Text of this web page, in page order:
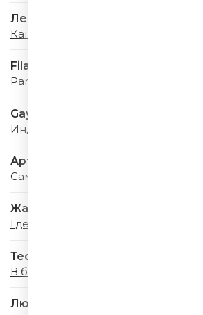
Леонид Агутин
Каникулы Любви
Filatov & Karas
Party
Gayana & PIZZA
Индиго
Артур Пирожков
Самый красивый
Жанна Фриске
Где-то Летом
Тестостерон
В белое
Люся Чеботина